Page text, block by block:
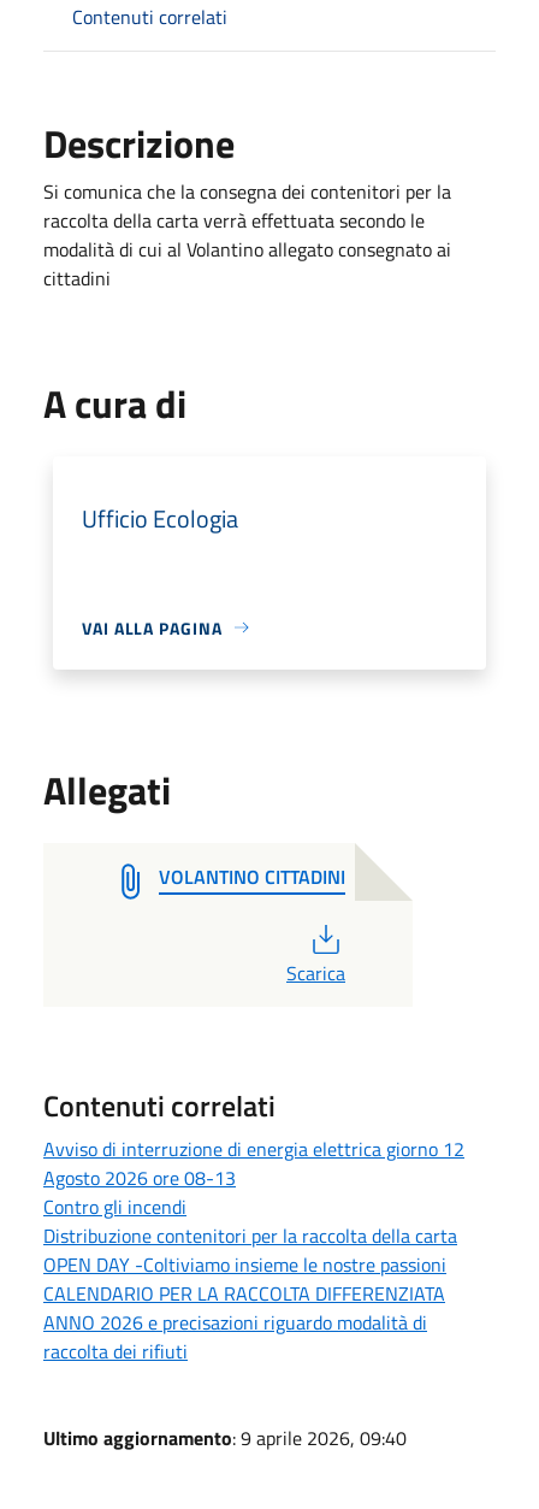
Contenuti correlati
Descrizione
Si comunica che la consegna dei contenitori per la
raccolta della carta verrà effettuata secondo le
modalità di cui al Volantino allegato consegnato ai
cittadini
A cura di
Ufficio Ecologia
VAI ALLA PAGINA
Allegati
VOLANTINO CITTADINI
Scarica
Contenuti correlati
Avviso di interruzione di energia elettrica giorno 12
Agosto 2026 ore 08-13
Contro gli incendi
Distribuzione contenitori per la raccolta della carta
OPEN DAY -Coltiviamo insieme le nostre passioni
CALENDARIO PER LA RACCOLTA DIFFERENZIATA
ANNO 2026 e precisazioni riguardo modalità di
raccolta dei rifiuti
Ultimo aggiornamento: 9 aprile 2026, 09:40